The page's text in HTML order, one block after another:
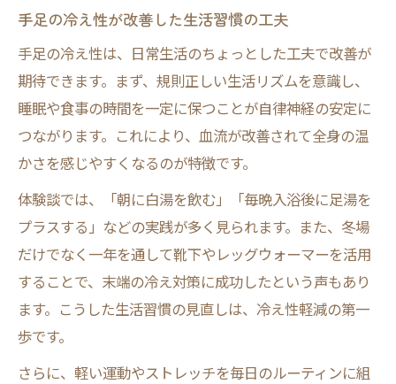
手足の冷え性が改善した生活習慣の工夫
手足の冷え性は、日常生活のちょっとした工夫で改善が
期待できます。まず、規則正しい生活リズムを意識し、
睡眠や食事の時間を一定に保つことが自律神経の安定に
つながります。これにより、血流が改善されて全身の温
かさを感じやすくなるのが特徴です。
体験談では、「朝に白湯を飲む」「毎晩入浴後に足湯を
プラスする」などの実践が多く見られます。また、冬場
だけでなく一年を通して靴下やレッグウォーマーを活用
することで、末端の冷え対策に成功したという声もあり
ます。こうした生活習慣の見直しは、冷え性軽減の第一
歩です。
さらに、軽い運動やストレッチを毎日のルーティンに組